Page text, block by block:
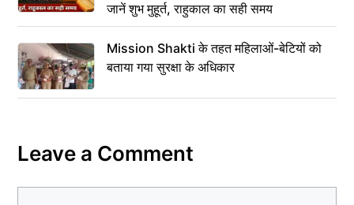
जानें शुभ मुहूर्त, राहुकाल का सही समय
Mission Shakti के तहत महिलाओं-बेटियों को
बताया गया सुरक्षा के अधिकार
Leave a Comment